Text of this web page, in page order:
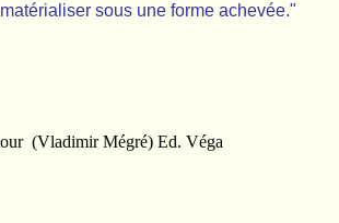
sous une forme achevée."
(Vladimir Mégré) Ed. Véga